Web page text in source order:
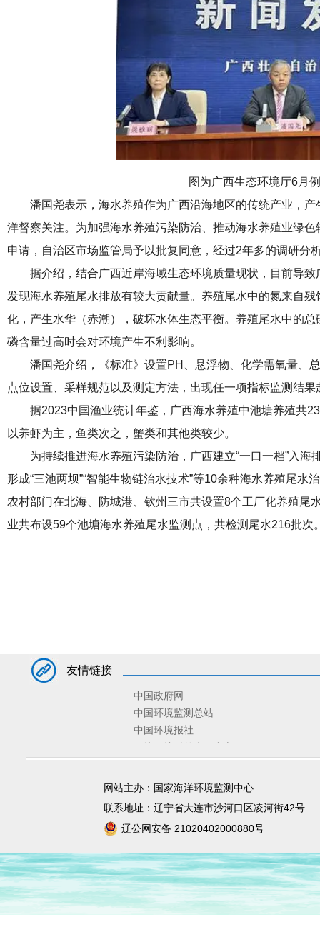
图为广西生态环境厅6月
潘国尧表示，海水养殖作为广西沿海地区的传统产业，
洋督察关注。为加强海水养殖污染防治、推动海水养殖业绿
申请，自治区市场监管局予以批复同意，经过2年多的调研分
据介绍，结合广西近岸海域生态环境质量现状，目前导
发现海水养殖尾水排放有较大贡献量。养殖尾水中的氮来自
化，产生水华（赤潮），破坏水体生态平衡。养殖尾水中的
磷含量过高时会对环境产生不利影响。
潘国尧介绍，《标准》设置PH、悬浮物、化学需氧量、
点位设置、采样规范以及测定方法，出现任一项指标监测结
据2023中国渔业统计年鉴，广西海水养殖中池塘养殖共
以养虾为主，鱼类次之，蟹类和其他类较少。
为持续推进海水养殖污染防治，广西建立“一口一档”入
形成“三池两坝”“智能生物链治水技术”等10余种海水养殖尾
农村部门在北海、防城港、钦州三市共设置8个工厂化养殖
业共布设59个池塘海水养殖尾水监测点，共检测尾水216批次
友情链接
中国政府网
中国环境监测总站
中国环境报社
固体废物与化学品管理技术中心
网站主办：国家海洋环境监测中心
联系地址：辽宁省大连市沙河口区凌河街42号
辽公网安备 21020402000880号